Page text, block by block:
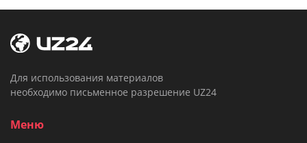
Для использования материалов
необходимо письменное разрешение UZ24
Меню